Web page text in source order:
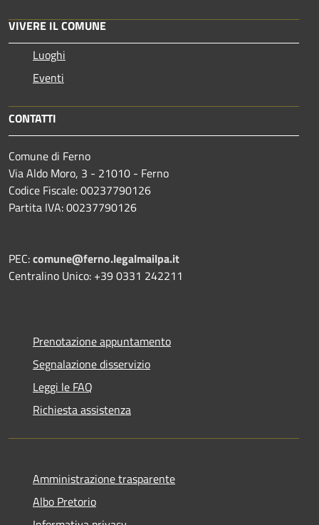
VIVERE IL COMUNE
Luoghi
Eventi
CONTATTI
Comune di Ferno
Via Aldo Moro, 3 - 21010 - Ferno
Codice Fiscale: 00237790126
Partita IVA: 00237790126
PEC:comune@ferno.legalmailpa.it
Centralino Unico: +39 0331 242211
Prenotazione appuntamento
Segnalazione disservizio
Leggi le FAQ
Richiesta assistenza
Amministrazione trasparente
Albo Pretorio